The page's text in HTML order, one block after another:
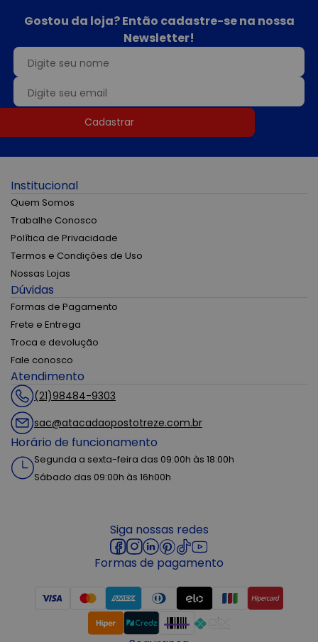
Gostou da loja? Então cadastre-se na nossa
Newsletter!
Cadastrar
Institucional
Quem Somos
Trabalhe Conosco
Política de Privacidade
Termos e Condições de Uso
Nossas Lojas
Dúvidas
Formas de Pagamento
Frete e Entrega
Troca e devolução
Fale conosco
Atendimento
(21)98484-9303
sac@atacadaopostotreze.com.br
Horário de funcionamento
Segunda a sexta-feira das 09:00h às 18:00h
Sábado das 09:00h às 16h00h
Siga nossas redes
Formas de pagamento